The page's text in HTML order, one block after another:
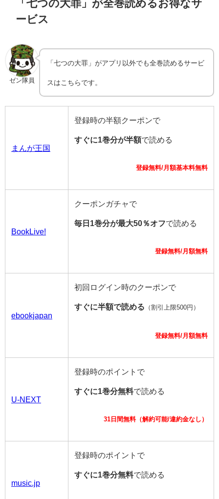
「七つの大罪」が全巻読めるお得なサ
ービス
ゼン隊員
「七つの大罪」がアプリ以外でも全巻読めるサービ
スはこちらです。
まんが王国
登録時の半額クーポンで
すぐに1巻分が半額で読める
登録無料/月額基本料無料
BookLive!
クーポンガチャで
毎日1巻分が最大50％オフで読める
登録無料/月額無料
ebookjapan
初回ログイン時のクーポンで
すぐに半額で読める （割引上限500円）
登録無料/月額無料
U-NEXT
登録時のポイントで
すぐに1巻分無料で読める
31日間無料（解約可能/違約金なし）
music.jp
登録時のポイントで
すぐに1巻分無料で読める